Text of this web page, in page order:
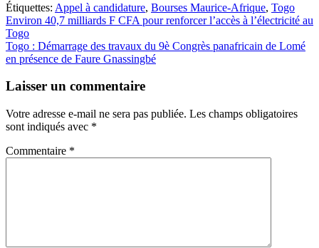
Étiquettes: Appel à candidature, Bourses Maurice-Afrique, Togo
Navigation
de
l’article
Environ 40,7 milliards F CFA pour renforcer l’accès à l’électricité au
Togo
Togo : Démarrage des travaux du 9è Congrès panafricain de Lomé
en présence de Faure Gnassingbé
Laisser un commentaire
Votre adresse e-mail ne sera pas publiée. Les champs obligatoires
sont indiqués avec *
Commentaire *